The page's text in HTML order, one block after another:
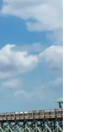
faisant glisser.